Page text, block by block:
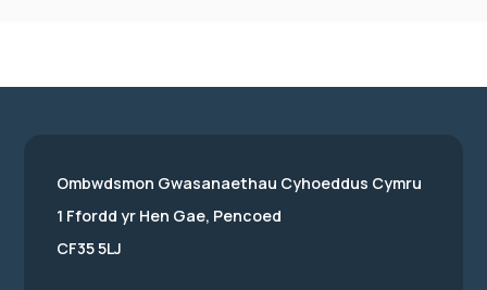
Ombwdsmon Gwasanaethau Cyhoeddus Cymru
1 Ffordd yr Hen Gae, Pencoed
CF35 5LJ